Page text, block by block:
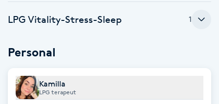
D
Diamantslipning
LPG Vitality-Stress-Sleep 1
Personal
Kamilla
LPG terapeut